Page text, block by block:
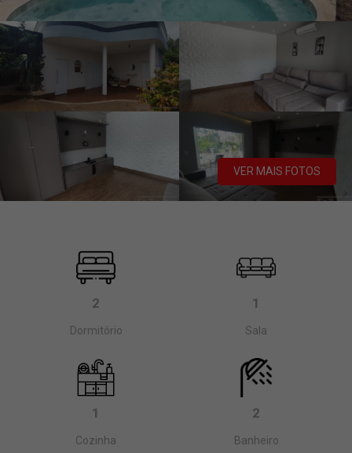
VER MAIS FOTOS
2
Dormitório
1
Sala
1
Cozinha
2
Banheiro